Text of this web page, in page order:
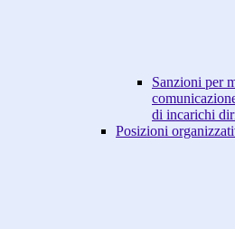
Sanzioni per
di incarichi
Posizioni